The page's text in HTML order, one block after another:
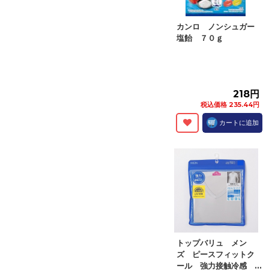
カンロ ノンシュガー
塩飴 ７０ｇ
218円
税込価格 235.44円
カートに追加
トップバリュ メン
ズ ピースフィットク
ール 強力接触冷感 ...